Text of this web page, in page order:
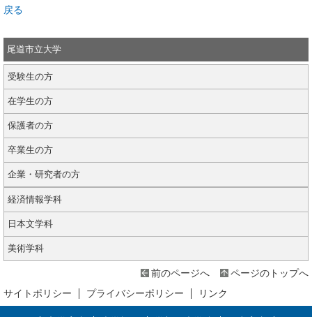
戻る
尾道市立大学
受験生の方
在学生の方
保護者の方
卒業生の方
企業・研究者の方
経済情報学科
日本文学科
美術学科
ページのトップへ
前のページへ
サイトポリシー
プライバシーポリシー リンク